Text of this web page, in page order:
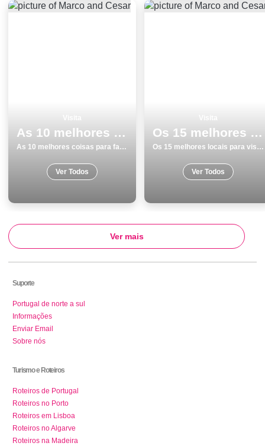
As 10 melhores coisas para fazer e visitar em Ilha Terceira
As 10 melhores coisas para fazer e visitar em Ilha Terceira
Ver Todos
Os 15 melhores locais para visitar em Faro
Os 15 melhores locais para visitar em Faro
Ver Todos
Ver mais
Suporte
Portugal de norte a sul
Informações
Enviar Email
Sobre nós
Turismo e Roteiros
Roteiros de Portugal
Roteiros no Porto
Roteiros em Lisboa
Roteiros no Algarve
Roteiros na Madeira